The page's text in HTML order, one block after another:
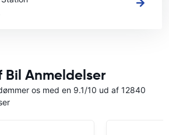
Bil Anmeldelser
os med en 9.1/10 ud af 12840